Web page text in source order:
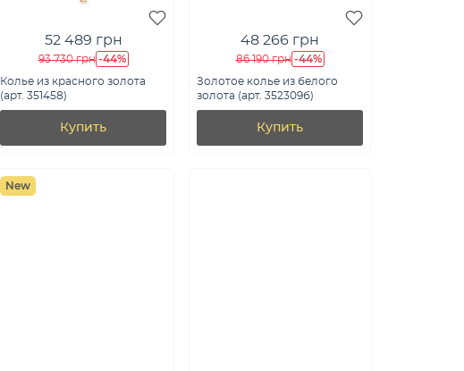
52 489 грн
93 730 грн -44%
Колье из красного золота
(арт. 351458)
Купить
48 266 грн
86 190 грн -44%
Золотое колье из белого
золота (арт. 352309б)
Купить
New